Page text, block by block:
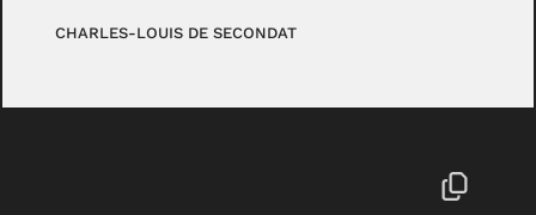
CHARLES-LOUIS DE SECONDAT